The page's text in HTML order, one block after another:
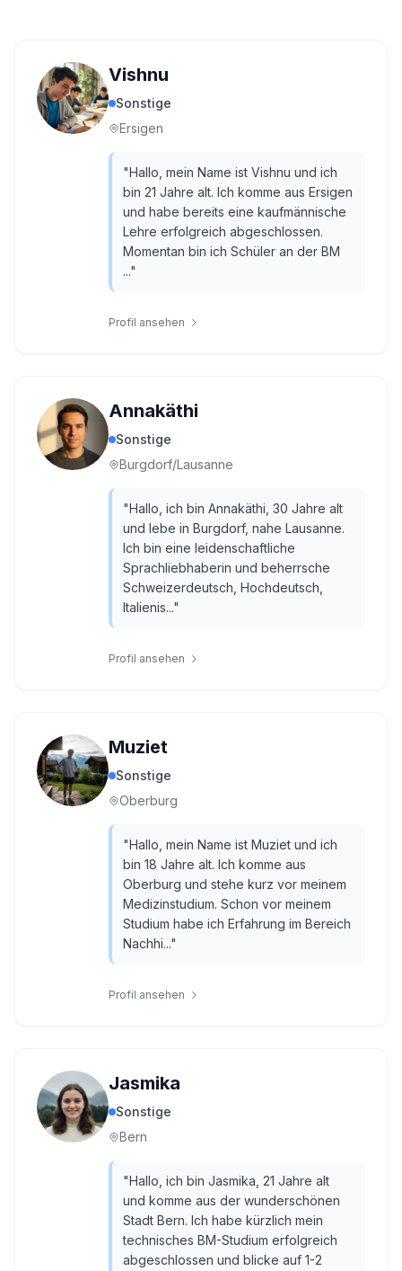
Vishnu
Sonstige
Ersigen
"Hallo, mein Name ist Vishnu und ich
bin 21 Jahre alt. Ich komme aus Ersigen
und habe bereits eine kaufmännische
Lehre erfolgreich abgeschlossen.
Momentan bin ich Schüler an der BM
..."
Profil ansehen
Annakäthi
Sonstige
Burgdorf/Lausanne
"Hallo, ich bin Annakäthi, 30 Jahre alt
und lebe in Burgdorf, nahe Lausanne.
Ich bin eine leidenschaftliche
Sprachliebhaberin und beherrsche
Schweizerdeutsch, Hochdeutsch,
Italienis..."
Profil ansehen
Muziet
Sonstige
Oberburg
"Hallo, mein Name ist Muziet und ich
bin 18 Jahre alt. Ich komme aus
Oberburg und stehe kurz vor meinem
Medizinstudium. Schon vor meinem
Studium habe ich Erfahrung im Bereich
Nachhi..."
Profil ansehen
Jasmika
Sonstige
Bern
"Hallo, ich bin Jasmika, 21 Jahre alt
und komme aus der wunderschönen
Stadt Bern. Ich habe kürzlich mein
technisches BM-Studium erfolgreich
abgeschlossen und blicke auf 1-2